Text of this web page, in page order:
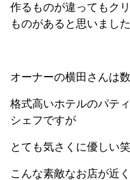
作るものが違ってもク
ものがあると思いました
オーナーの横田さんは
格式高いホテルのパテ
シェフですが
とても気さくに優しい
こんな素敵なお店が近